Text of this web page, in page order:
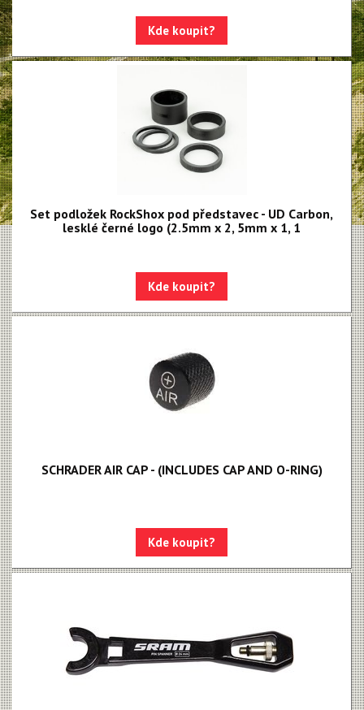
Monarch, Monarch Plus
Super Deluxe - NEW!!!
Reverb AXS XPLR
Oleje, maziva, kapaliny
Náhradní díly k sedlovkám
Kde koupit?
Set podložek RockShox pod představec - UD Carbon,
lesklé černé logo (2.5mm x 2, 5mm x 1, 1
Kde koupit?
SCHRADER AIR CAP - (INCLUDES CAP AND O-RING)
Kde koupit?